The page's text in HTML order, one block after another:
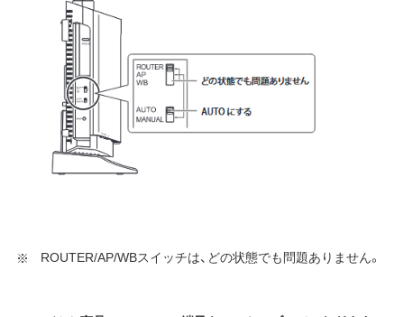
ROUTER/AP/WBスイッチは、どの状態でも問題ありません。